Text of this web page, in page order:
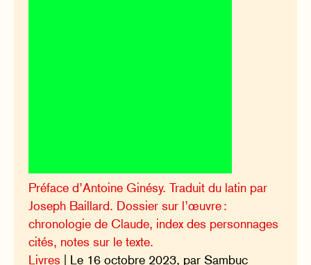
Préface d’Antoine Ginésy. Traduit du latin par
Joseph Baillard. Dossier sur l’œuvre :
chronologie de Claude, index des personnages
cités, notes sur le texte.
Livres | Le 16 octobre 2023, par Sambuc